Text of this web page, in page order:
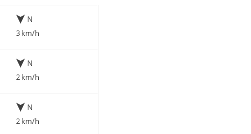
N
3 km/h
N
2 km/h
N
2 km/h